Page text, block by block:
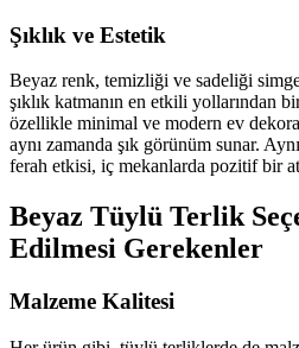
Şıklık ve Estetik
Beyaz renk, temizliği ve sadeliği
şıklık katmanın en etkili yollarından
özellikle minimal ve modern ev
aynı zamanda şık görünüm sunar.
ferah etkisi, iç mekanlarda pozitif bir
Beyaz Tüylü Terlik
Edilmesi Gerekenler
Malzeme Kalitesi